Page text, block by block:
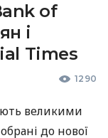
of
і
Times
1290
великими
до нової